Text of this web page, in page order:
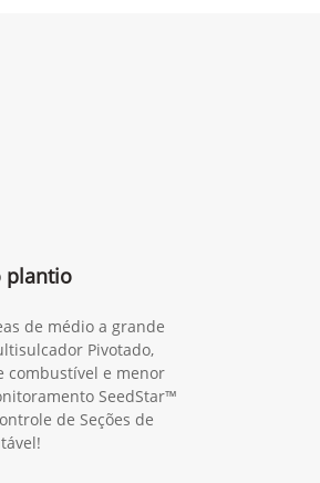
plantio
de médio a grande
Pivotado,
combustível e menor
SeedStar™
de Seções de